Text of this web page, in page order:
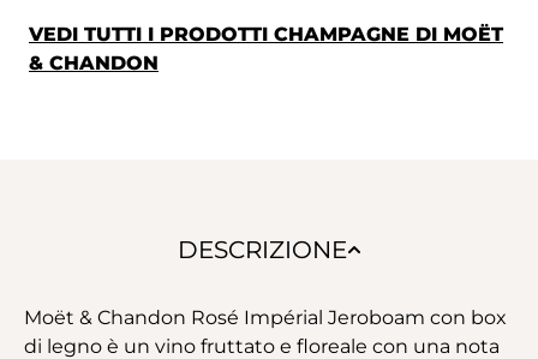
VEDI TUTTI I PRODOTTI CHAMPAGNE DI MOËT
& CHANDON
DESCRIZIONE
Moët & Chandon Rosé Impérial Jeroboam con box
di legno è un vino fruttato e floreale con una nota